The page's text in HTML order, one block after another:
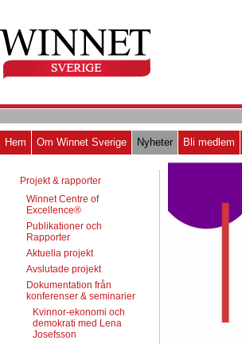
Hem Om Winnet Sverige Nyheter Bli medlem
Projekt & rapporter
Winnet Centre of
Excellence®
Publikationer och
Rapporter
Aktuella projekt
Avslutade projekt
Dokumentation från
konferenser & seminarier
Kvinnor-ekonomi och
demokrati med Lena
Josefsson